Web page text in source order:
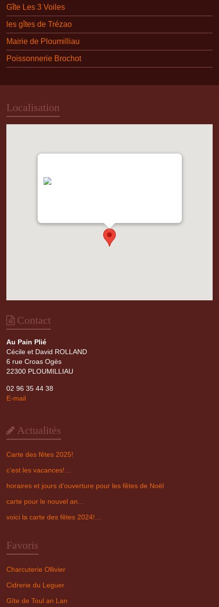
Gîte Les 3 Voiles
les gîtes de Trézao
Mairie de Ploumilliau
Poissonnerie Brochot
Localisation
"var d=document,
Contact
Au Pain Plié
Cécile et David ROLLAND
6 rue Croas Ogès
22300 PLOUMILLIAU
02 96 35 44 38
E-mail
Actualités
Carte des fêtes 2025!
c’est les vacances!…
horaires et jours d’ouverture pour les fêtes de Noël
carte pour le nouvel an…
voici la carte des fêtes 2024!…
Favoris
Charcuterie Ollivier
Cidrerie du Leguer
Gîte de Toul an Lan